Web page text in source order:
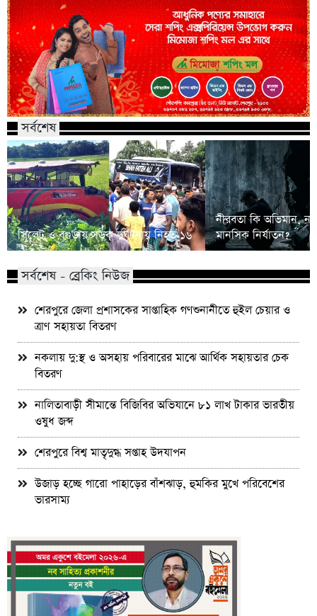
সর্বশেষ
সিলেট ও বগুড়ায় সড়ক দুর্ঘটনায় নিহত ১৬
নীরবতা কি অভিমান,
মানসিক নির্যাতন?
সর্বশেষ - ব্রেকিং নিউজ
শেরপুরে জেলা প্রশাসকের সাপ্তাহিক গণশুনানীতে হুইল চেয়ার ও
ত্রাণ সহায়তা বিতরণ
নকলায় দু:স্থ ও অসহায় পরিবারের মাঝে আর্থিক সহায়তার চেক
বিতরণ
নালিতাবাড়ী সীমান্তে বিজিবির অভিযানে ৮১ লাখ টাকার ভারতীয়
ওষুধ জব্দ
শেরপুরে বিশ্ব মাতৃদুগ্ধ সপ্তাহ উদযাপন
উজাড় হচ্ছে গারো পাহাড়ের বাঁশঝাড়, হুমকির মুখে পরিবেশের
ভারসাম্য